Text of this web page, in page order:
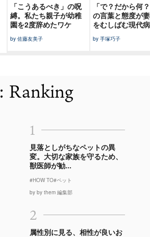
「こうあるべき」の呪
縛。私たち親子が幼稚
園を2度辞めたワケ
by 佐藤友美子
「で？だから何
の言葉と態度が
をむしばむ現代病
by 手塚巧子
: Ranking
1
見落としがちなペットの異
変。大切な家族を守るため、
獣医師が勧...
#HOW TO#ペット
by by them 編集部
2
属性別に見る、相性が良いお